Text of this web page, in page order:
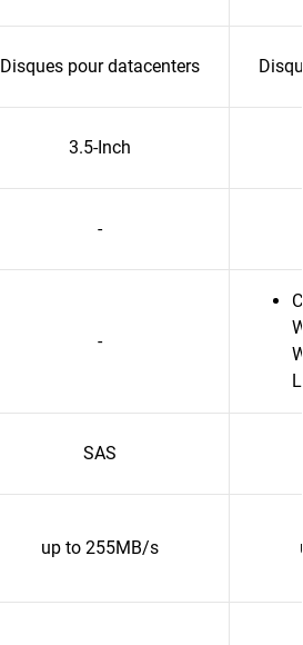
Disques pour datacenters
3.5-Inch
-
-
SAS
up to 255MB/s